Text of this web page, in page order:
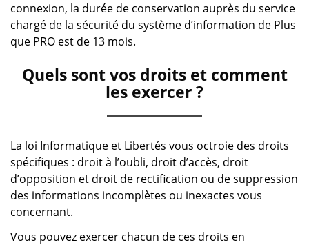
connexion, la durée de conservation auprès du service
chargé de la sécurité du système d’information de Plus
que PRO est de 13 mois.
Quels sont vos droits et comment
les exercer ?
La loi Informatique et Libertés vous octroie des droits
spécifiques : droit à l’oubli, droit d’accès, droit
d’opposition et droit de rectification ou de suppression
des informations incomplètes ou inexactes vous
concernant.
Vous pouvez exercer chacun de ces droits en